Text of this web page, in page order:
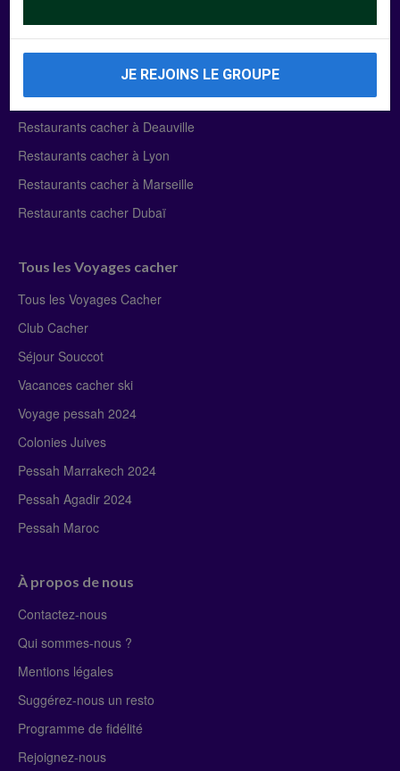
Manger Cacher
Liste des restaurants cacher
Restaurants cacher à Paris
Restaurants cacher à Deauville
Restaurants cacher à Lyon
Restaurants cacher à Marseille
Restaurants cacher Dubaï
Tous les Voyages cacher
Tous les Voyages Cacher
Club Cacher
Séjour Souccot
Vacances cacher ski
Voyage pessah 2024
Colonies Juives
Pessah Marrakech 2024
Pessah Agadir 2024
Pessah Maroc
À propos de nous
Contactez-nous
Qui sommes-nous ?
Mentions légales
Suggérez-nous un resto
Programme de fidélité
Rejoignez-nous
JE REJOINS LE GROUPE